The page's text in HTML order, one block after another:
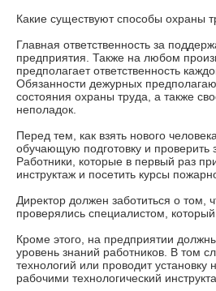
Какие существуют способы охраны
Главная ответственность за
предприятия. Также на любом
предполагает ответственность
Обязанности дежурных
состояния охраны труда, а также
неполадок.
Перед тем, как взять нового
обучающую подготовку и
Работники, которые в первый раз
инструктаж и посетить курсы
Директор должен заботиться о том,
проверялись специалистом,
Кроме этого, на предприятии
уровень знаний работников. В том
технологий или проводит
рабочими технологический